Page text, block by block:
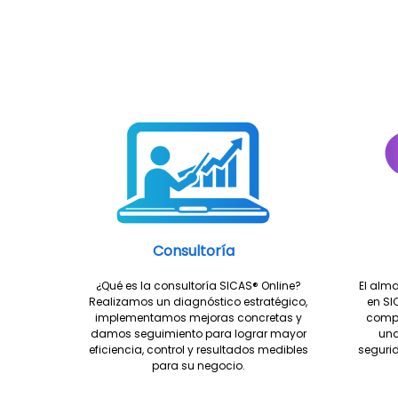
Consultoría
¿Qué es la consultoría SICAS® Online?
Realizamos un diagnóstico estratégico,
implementamos mejoras concretas y
damos seguimiento para lograr mayor
eficiencia, control y resultados medibles
para su negocio.
El
en